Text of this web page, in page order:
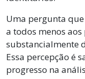
Uma pergunta
a todos menos
substancialmente
Essa percepção é
progresso na